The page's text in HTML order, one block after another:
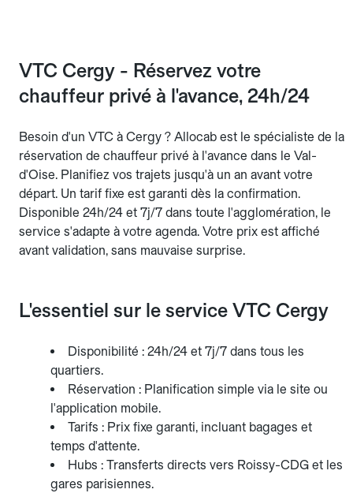
VTC Cergy - Réservez votre
chauffeur privé à l'avance, 24h/24
Besoin d'un VTC à Cergy ? Allocab est le spécialiste de la
réservation de chauffeur privé à l'avance dans le Val-
d'Oise. Planifiez vos trajets jusqu'à un an avant votre
départ. Un tarif fixe est garanti dès la confirmation.
Disponible 24h/24 et 7j/7 dans toute l'agglomération, le
service s'adapte à votre agenda. Votre prix est affiché
avant validation, sans mauvaise surprise.
L'essentiel sur le service VTC Cergy
Disponibilité : 24h/24 et 7j/7 dans tous les
quartiers.
Réservation : Planification simple via le site ou
l'application mobile.
Tarifs : Prix fixe garanti, incluant bagages et
temps d'attente.
Hubs : Transferts directs vers Roissy-CDG et les
gares parisiennes.